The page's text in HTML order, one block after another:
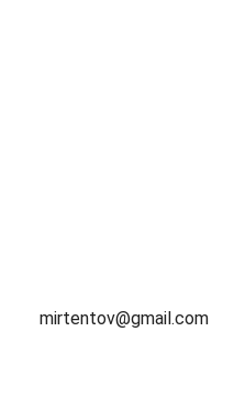
mirtentov@gmail.com